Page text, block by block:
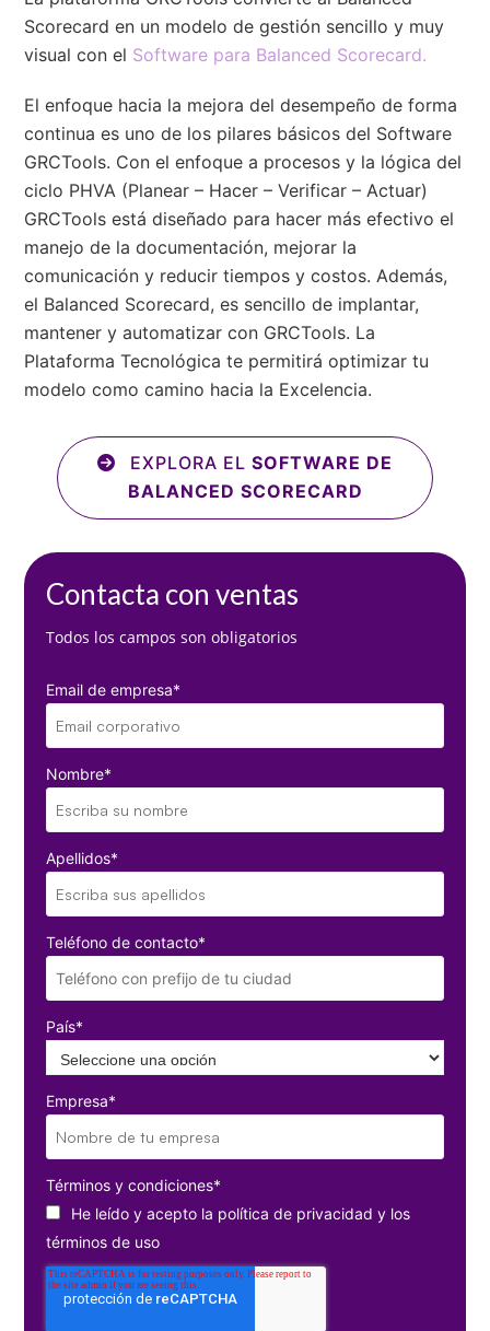
Scorecard en un modelo de gestión sencillo y muy
visual con el Software para Balanced Scorecard.
El enfoque hacia la mejora del desempeño de forma
continua es uno de los pilares básicos del Software
GRCTools. Con el enfoque a procesos y la lógica del
ciclo PHVA (Planear – Hacer – Verificar – Actuar)
GRCTools está diseñado para hacer más efectivo el
manejo de la documentación, mejorar la
comunicación y reducir tiempos y costos. Además,
el Balanced Scorecard, es sencillo de implantar,
mantener y automatizar con GRCTools. La
Plataforma Tecnológica te permitirá optimizar tu
modelo como camino hacia la Excelencia.
EXPLORA EL SOFTWARE DE
BALANCED SCORECARD
Contacta con ventas
Todos los campos son obligatorios
Email de empresa*
Nombre*
Apellidos*
Teléfono de contacto*
País*
Empresa*
Términos y condiciones*
He leído y acepto la política de privacidad y los
términos de uso